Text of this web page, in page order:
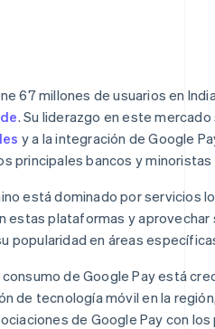
67 millones de usuarios en
. Su liderazgo en este
y a la integración de Google
principales bancos y minoristas
está dominado por servicios
estas plataformas y
popularidad en áreas
consumo de Google Pay está
de tecnología móvil en la
de Google Pay con